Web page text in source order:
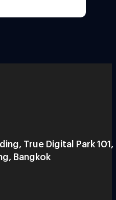
True Digital Park 101,
Bangkok